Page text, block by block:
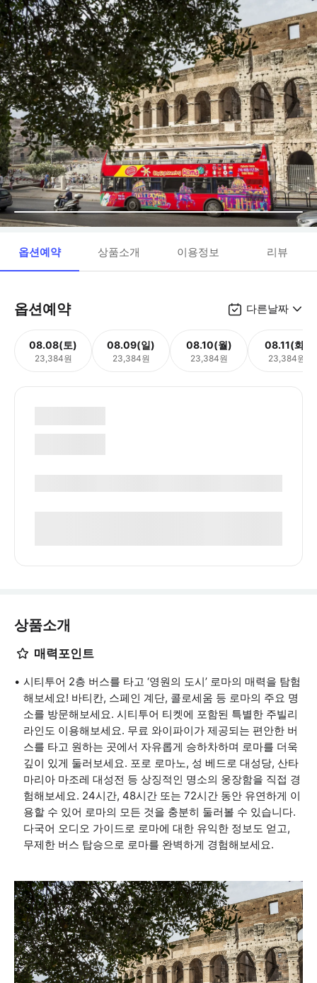
옵션예약 상품소개 이용정보 리뷰
옵션예약 다른날짜
08.08(토)
23,384원
08.09(일)
23,384원
08.10(월)
23,384원
08.11(화)
23,384원
상품소개
매력포인트
시티투어 2층 버스를 타고 ‘영원의 도시’ 로마의 매력을 탐험
해보세요! 바티칸, 스페인 계단, 콜로세움 등 로마의 주요 명
소를 방문해보세요. 시티투어 티켓에 포함된 특별한 주빌리
라인도 이용해보세요. 무료 와이파이가 제공되는 편안한 버
스를 타고 원하는 곳에서 자유롭게 승하차하며 로마를 더욱
깊이 있게 둘러보세요. 포로 로마노, 성 베드로 대성당, 산타
마리아 마조레 대성전 등 상징적인 명소의 웅장함을 직접 경
험해보세요. 24시간, 48시간 또는 72시간 동안 유연하게 이
용할 수 있어 로마의 모든 것을 충분히 둘러볼 수 있습니다.
다국어 오디오 가이드로 로마에 대한 유익한 정보도 얻고,
무제한 버스 탑승으로 로마를 완벽하게 경험해보세요.